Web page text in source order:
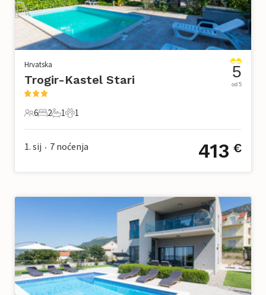
Hrvatska
Trogir-Kastel Stari
6 Gosti
6
2 Spavaće sobe
2
1 Kupaonica
1
1 Kućni ljubimac
1
5
od 5
1. sij • 7 noćenja 413 €